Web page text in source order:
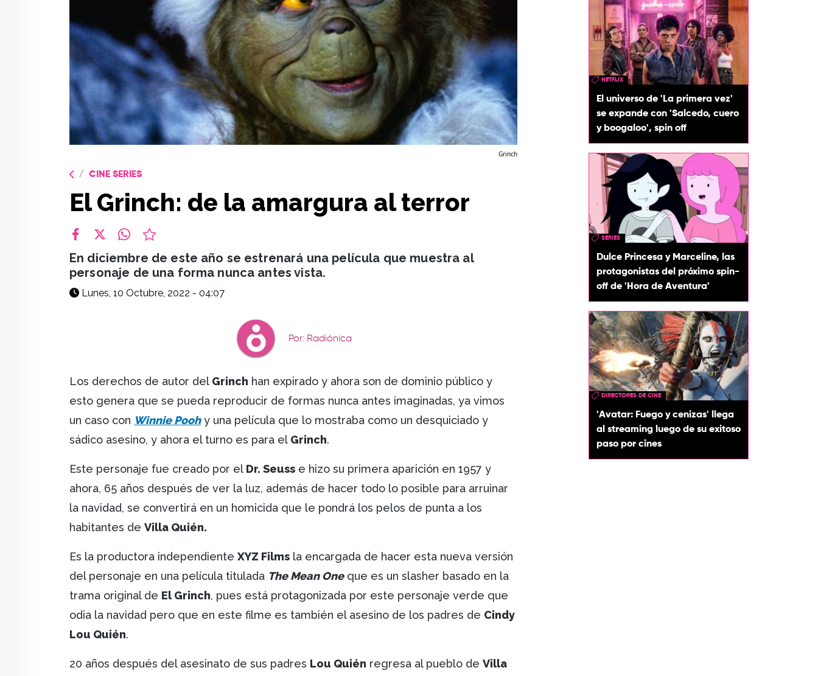
Grinch
CINE SERIES
El Grinch: de la amargura al terror
En diciembre de este año se estrenará una película que muestra al
personaje de una forma nunca antes vista.
Lunes, 10 Octubre, 2022 - 04:07
Por: Radiónica
Los derechos de autor del Grinch han expirado y ahora son de dominio público y
esto genera que se pueda reproducir de formas nunca antes imaginadas, ya vimos
un caso con Winnie Poohy una película que lo mostraba como un desquiciado y
sádico asesino, y ahora el turno es para el Grinch.
Este personaje fue creado por el Dr. Seuss e hizo su primera aparición en 1957 y
ahora, 65 años después de ver la luz, además de hacer todo lo posible para arruinar
la navidad, se convertirá en un homicida que le pondrá los pelos de punta a los
habitantes de Villa Quién.
Es la productora independiente XYZ Films la encargada de hacer esta nueva versión
del personaje en una película titulada The Mean Oneque es un slasher basado en la
trama original de El Grinch, pues está protagonizada por este personaje verde que
odia la navidad pero que en este filme es también el asesino de los padres de Cindy
Lou Quién.
20 años después del asesinato de sus padres Lou Quién regresa al pueblo de Villa
NETFLIX
El universo de 'La primera vez'
se expande con 'Salcedo, cuero
y boogaloo', spin off
SERIES
Dulce Princesa y Marceline, las
protagonistas del próximo spin-
off de 'Hora de Aventura'
DIRECTORES DE CINE
'Avatar: Fuego y cenizas' llega
al streaming luego de su exitoso
paso por cines